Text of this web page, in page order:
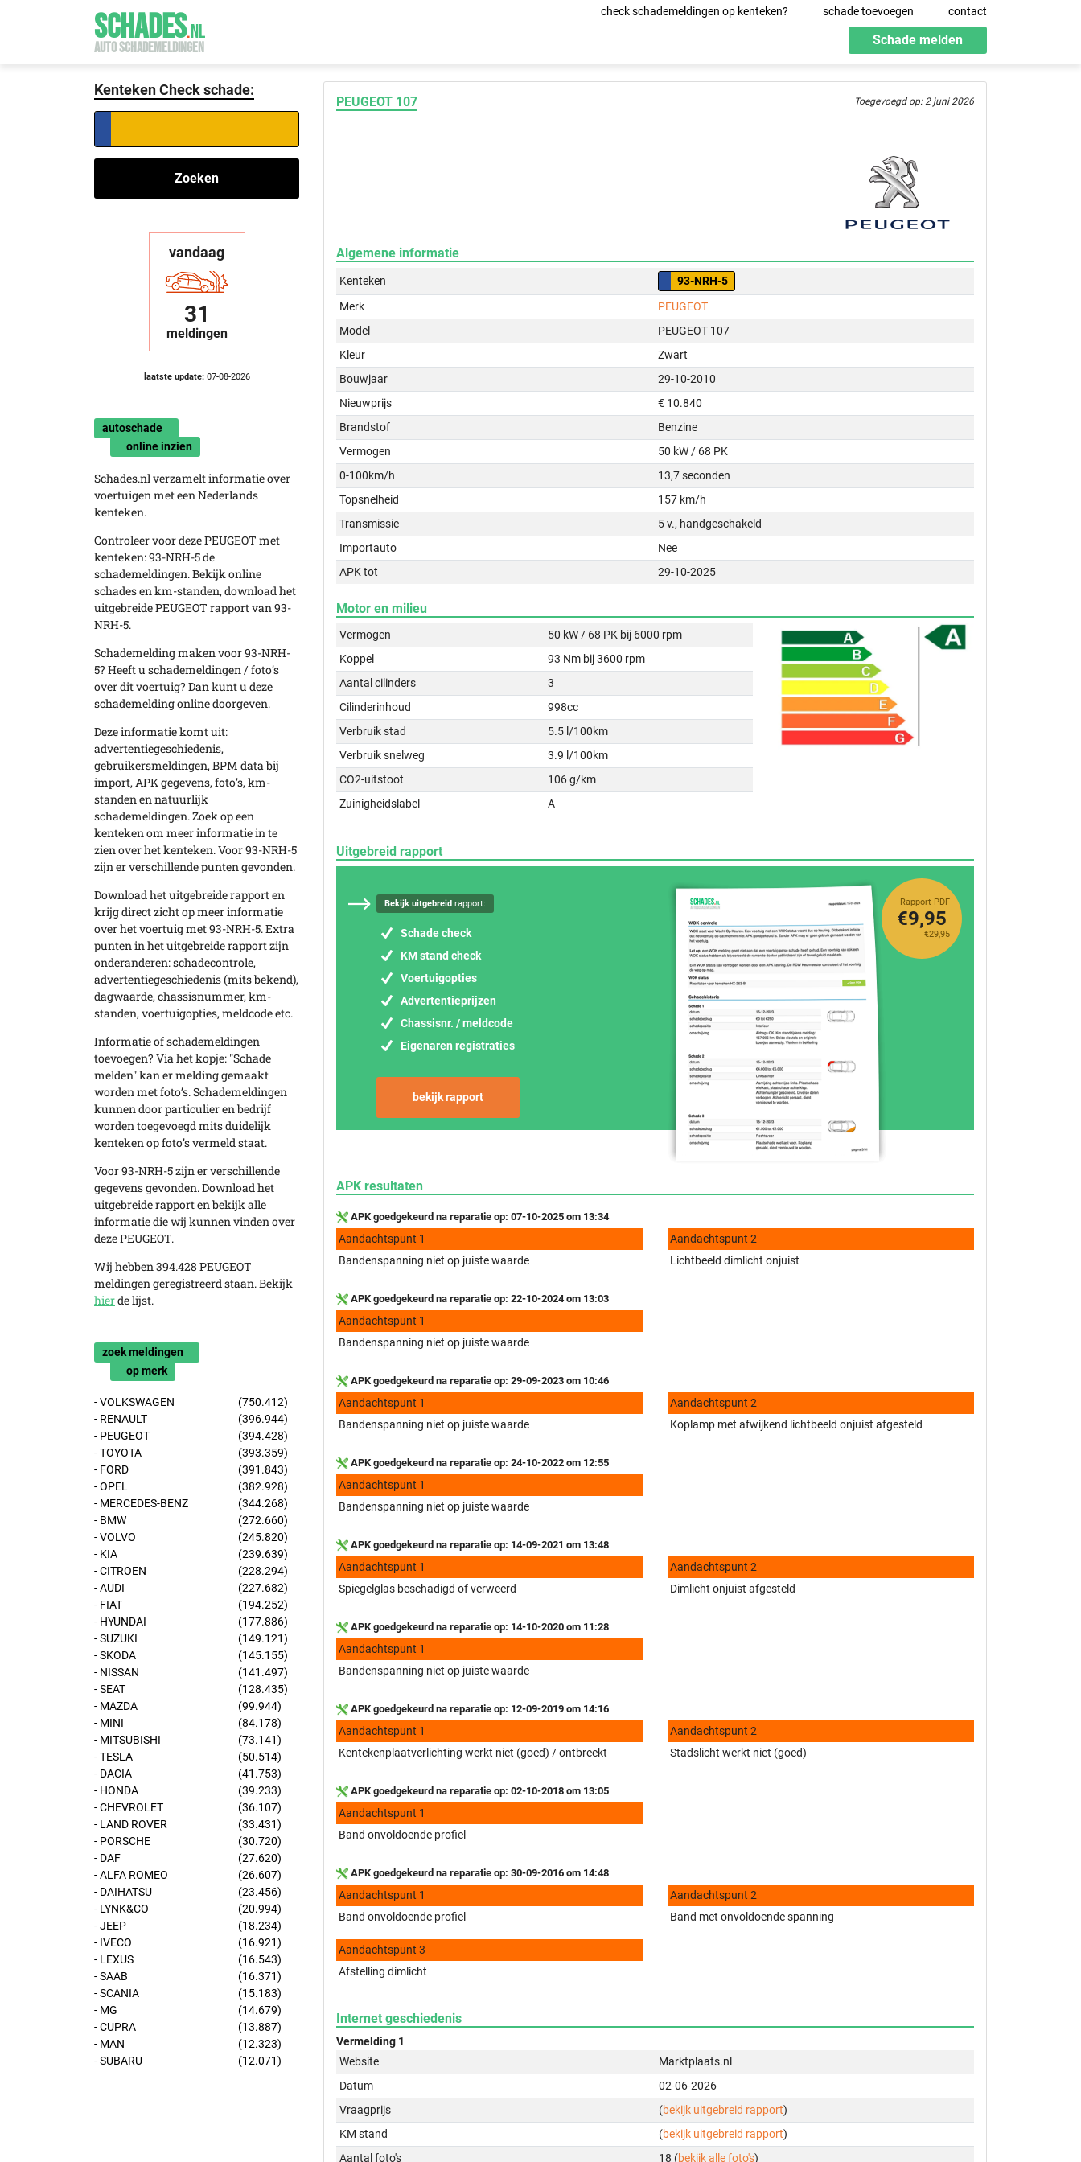
SCHADES.NL
AUTO SCHADEMELDINGEN
check schademeldingen op kenteken? schade toevoegen contact
Schade melden
Kenteken Check schade:
Zoeken
vandaag
31
meldingen
laatste update:07-08-2026
autoschade
online inzien
Schades.nl verzamelt informatie over
voertuigen met een Nederlands
kenteken.
Controleer voor deze PEUGEOT met
kenteken: 93-NRH-5 de
schademeldingen. Bekijk online
schades en km-standen, download het
uitgebreide PEUGEOT rapport van 93-
NRH-5.
Schademelding maken voor 93-NRH-
5? Heeft u schademeldingen / foto’s
over dit voertuig? Dan kunt u deze
schademelding online doorgeven.
Deze informatie komt uit:
advertentiegeschiedenis,
gebruikersmeldingen, BPM data bij
import, APK gegevens, foto’s, km-
standen en natuurlijk
schademeldingen. Zoek op een
kenteken om meer informatie in te
zien over het kenteken. Voor 93-NRH-5
zijn er verschillende punten gevonden.
Download het uitgebreide rapport en
krijg direct zicht op meer informatie
over het voertuig met 93-NRH-5. Extra
punten in het uitgebreide rapport zijn
onderanderen: schadecontrole,
advertentiegeschiedenis (mits bekend),
dagwaarde, chassisnummer, km-
standen, voertuigopties, meldcode etc.
Informatie of schademeldingen
toevoegen? Via het kopje: "Schade
melden" kan er melding gemaakt
worden met foto’s. Schademeldingen
kunnen door particulier en bedrijf
worden toegevoegd mits duidelijk
kenteken op foto’s vermeld staat.
Voor 93-NRH-5 zijn er verschillende
gegevens gevonden. Download het
uitgebreide rapport en bekijk alle
informatie die wij kunnen vinden over
deze PEUGEOT.
Wij hebben 394.428 PEUGEOT
meldingen geregistreerd staan. Bekijk
hierde lijst.
zoek meldingen
op merk
- VOLKSWAGEN
(750.412)
- RENAULT
(396.944)
- PEUGEOT
(394.428)
- TOYOTA
(393.359)
- FORD
(391.843)
- OPEL
(382.928)
- MERCEDES-BENZ
(344.268)
- BMW
(272.660)
- VOLVO
(245.820)
- KIA
(239.639)
- CITROEN
(228.294)
- AUDI
(227.682)
- FIAT
(194.252)
- HYUNDAI
(177.886)
- SUZUKI
(149.121)
- SKODA
(145.155)
- NISSAN
(141.497)
- SEAT
(128.435)
- MAZDA
(99.944)
- MINI
(84.178)
- MITSUBISHI
(73.141)
- TESLA
(50.514)
- DACIA
(41.753)
- HONDA
(39.233)
- CHEVROLET
(36.107)
- LAND ROVER
(33.431)
- PORSCHE
(30.720)
- DAF
(27.620)
- ALFA ROMEO
(26.607)
- DAIHATSU
(23.456)
- LYNK&CO
(20.994)
- JEEP
(18.234)
- IVECO
(16.921)
- LEXUS
(16.543)
- SAAB
(16.371)
- SCANIA
(15.183)
- MG
(14.679)
- CUPRA
(13.887)
- MAN
(12.323)
- SUBARU
(12.071)
PEUGEOT 107 Toegevoegd op: 2 juni 2026
Algemene informatie
Kenteken
93-NRH-5
Merk
PEUGEOT
Model
PEUGEOT 107
Kleur
Zwart
Bouwjaar
29-10-2010
Nieuwprijs
€ 10.840
Brandstof
Benzine
Vermogen
50 kW / 68 PK
0-100km/h
13,7 seconden
Topsnelheid
157 km/h
Transmissie
5 v., handgeschakeld
Importauto
Nee
APK tot
29-10-2025
Motor en milieu
Vermogen
50 kW / 68 PK bij 6000 rpm
Koppel
93 Nm bij 3600 rpm
Aantal cilinders
3
Cilinderinhoud
998cc
Verbruik stad
5.5 l/100km
Verbruik snelweg
3.9 l/100km
CO2-uitstoot
106 g/km
Zuinigheidslabel
A
Uitgebreid rapport
Bekijk uitgebreid rapport:
Schade check
KM stand check
Voertuigopties
Advertentieprijzen
Chassisnr. / meldcode
Eigenaren registraties
bekijk rapport
Rapport PDF
€29,95
€9,95
APK resultaten
APK goedgekeurd na reparatie op: 07-10-2025 om 13:34
Aandachtspunt 1
Bandenspanning niet op juiste waarde
Aandachtspunt 2
Lichtbeeld dimlicht onjuist
APK goedgekeurd na reparatie op: 22-10-2024 om 13:03
Aandachtspunt 1
Bandenspanning niet op juiste waarde
APK goedgekeurd na reparatie op: 29-09-2023 om 10:46
Aandachtspunt 1
Bandenspanning niet op juiste waarde
Aandachtspunt 2
Koplamp met afwijkend lichtbeeld onjuist afgesteld
APK goedgekeurd na reparatie op: 24-10-2022 om 12:55
Aandachtspunt 1
Bandenspanning niet op juiste waarde
APK goedgekeurd na reparatie op: 14-09-2021 om 13:48
Aandachtspunt 1
Spiegelglas beschadigd of verweerd
Aandachtspunt 2
Dimlicht onjuist afgesteld
APK goedgekeurd na reparatie op: 14-10-2020 om 11:28
Aandachtspunt 1
Bandenspanning niet op juiste waarde
APK goedgekeurd na reparatie op: 12-09-2019 om 14:16
Aandachtspunt 1
Kentekenplaatverlichting werkt niet (goed) / ontbreekt
Aandachtspunt 2
Stadslicht werkt niet (goed)
APK goedgekeurd na reparatie op: 02-10-2018 om 13:05
Aandachtspunt 1
Band onvoldoende profiel
APK goedgekeurd na reparatie op: 30-09-2016 om 14:48
Aandachtspunt 1
Band onvoldoende profiel
Aandachtspunt 2
Band met onvoldoende spanning
Aandachtspunt 3
Afstelling dimlicht
Internet geschiedenis
Vermelding 1
Website
Marktplaats.nl
Datum
02-06-2026
Vraagprijs
(bekijk uitgebreid rapport)
KM stand
(bekijk uitgebreid rapport)
Aantal foto's
18 (bekijk alle foto's)